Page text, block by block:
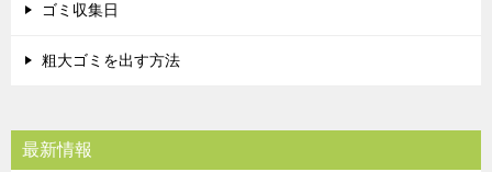
ゴミ収集日
粗大ゴミを出す方法
最新情報